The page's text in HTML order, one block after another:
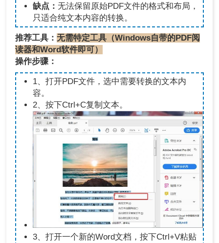
缺点： 无法保留原始PDF文件的格式和布局，
只适合纯文本内容的转换。
推荐工具：无需特定工具（Windows自带的PDF阅
读器和Word软件即可）
操作步骤：
1、打开PDF文件，选中需要转换的文本内
容。
2、按下Ctrl+C复制文本。
3、打开一个新的Word文档，按下Ctrl+V粘贴